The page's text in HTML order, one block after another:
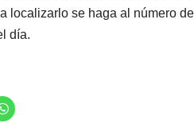
localizarlo se haga al número
día.